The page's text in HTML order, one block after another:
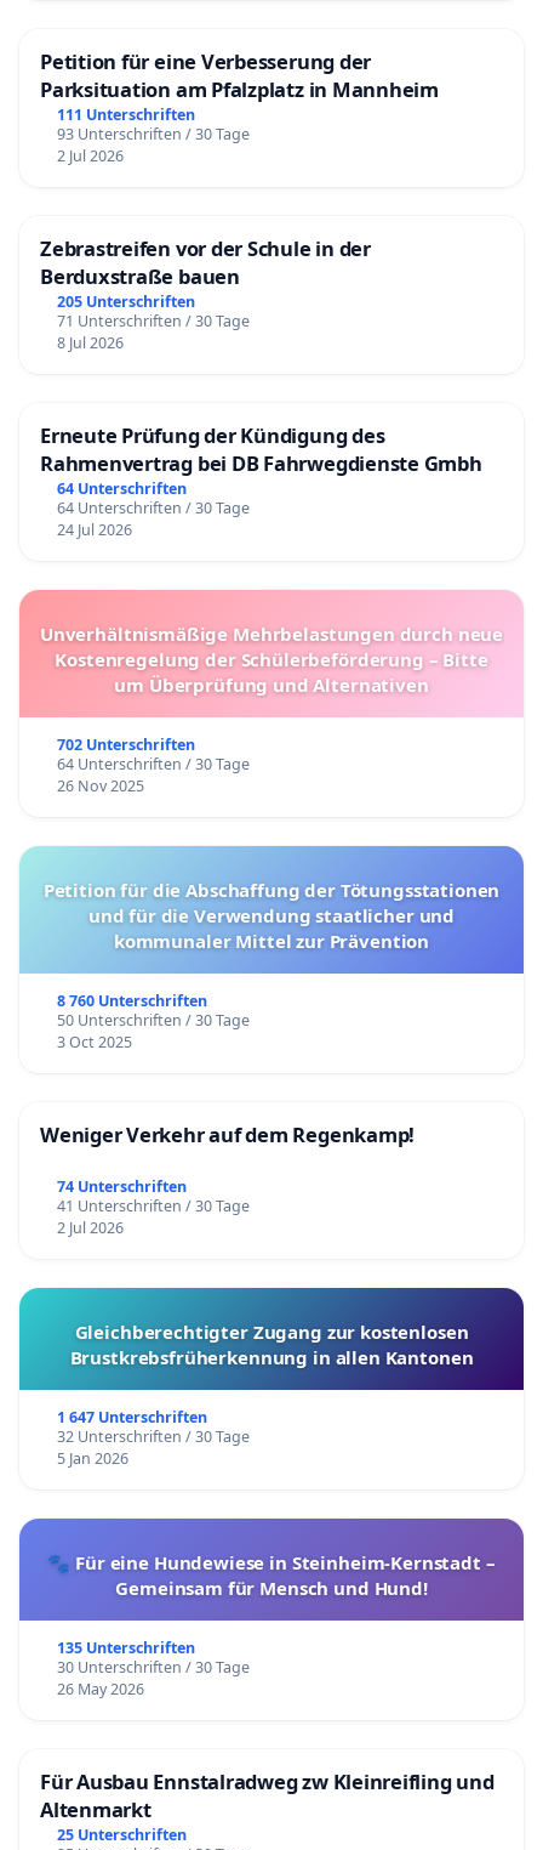
Petition für eine Verbesserung der
Parksituation am Pfalzplatz in Mannheim
111 Unterschriften
93 Unterschriften / 30 Tage
2 Jul 2026
Zebrastreifen vor der Schule in der
Berduxstraße bauen
205 Unterschriften
71 Unterschriften / 30 Tage
8 Jul 2026
Erneute Prüfung der Kündigung des
Rahmenvertrag bei DB Fahrwegdienste Gmbh
64 Unterschriften
64 Unterschriften / 30 Tage
24 Jul 2026
Unverhältnismäßige Mehrbelastungen durch neue
Kostenregelung der Schülerbeförderung – Bitte
um Überprüfung und Alternativen
702 Unterschriften
64 Unterschriften / 30 Tage
26 Nov 2025
Petition für die Abschaffung der Tötungsstationen
und für die Verwendung staatlicher und
kommunaler Mittel zur Prävention
8 760 Unterschriften
50 Unterschriften / 30 Tage
3 Oct 2025
Weniger Verkehr auf dem Regenkamp!
74 Unterschriften
41 Unterschriften / 30 Tage
2 Jul 2026
Gleichberechtigter Zugang zur kostenlosen
Brustkrebsfrüherkennung in allen Kantonen
1 647 Unterschriften
32 Unterschriften / 30 Tage
5 Jan 2026
🐾 Für eine Hundewiese in Steinheim-Kernstadt –
Gemeinsam für Mensch und Hund!
135 Unterschriften
30 Unterschriften / 30 Tage
26 May 2026
Für Ausbau Ennstalradweg zw Kleinreifling und
Altenmarkt
25 Unterschriften